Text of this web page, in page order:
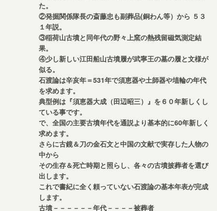
た。
②発掘関係隊長の斎藤忠も副葬品(銅わん等）から ５３
１年説。
③稲荷山古墳と同年代の野々上窯の熱残留磁気測定結
果。
④少し新しい江田船山古墳履が武寧王の墓の履と文様が
似る。
石渡論は辛亥年＝531年で須恵器や土師器や埴輪の年代
を求めます。
典型例は『須恵器大成（田辺昭三）』を６０年新しくし
ている事です。
で、全国の主要古墳年代を通説より基本的に60年新しく
求めます。
さらに古鏡＆刀の金石文と中国の文献で実存した人物の
中から
その生存＆死亡時期と照らし、各々の古墳披葬者を選び
出します。
これで書紀に全く頼っていない石渡論の基本年表が完成
します。
古墳－－－－－－年代－－－－被葬者